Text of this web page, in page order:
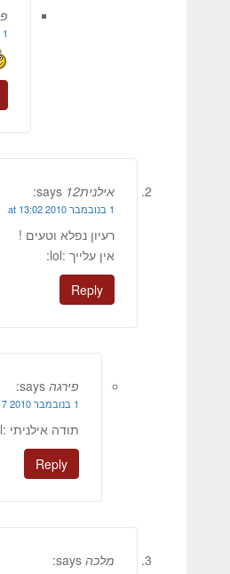
1 בנובמבר 2010 at 13:16
אילנית12 says:
1 בנובמבר 2010 at 13:02
רעיון נפלא וטעים !
אין עלייך :lol:
Reply
פירגה says:
1 בנובמבר 2010 at 13:17
תודה אילניתי :lol:
Reply
מלכה says: